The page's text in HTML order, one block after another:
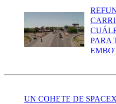
PARA
UN COHETE DE SPACEX